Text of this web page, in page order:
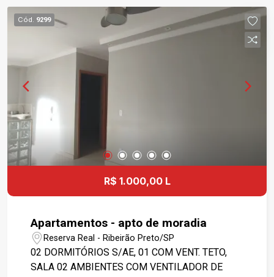
ACADEMIA, SALÃO DE FESTAS, LAVANDERIA
COLETIVA, ELEVADOR E PORTARIA 24 HORAS.
FACE SOMBRA, 1 VAGA DE GARAGEM COBERTA
Cód. 9299
R$ 1.000,00 L
Apartamentos - apto de moradia
Reserva Real - Ribeirão Preto/SP
02 DORMITÓRIOS S/AE, 01 COM VENT. TETO,
SALA 02 AMBIENTES COM VENTILADOR DE